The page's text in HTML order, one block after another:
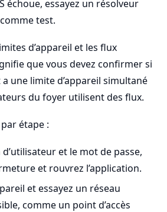
échoue, essayez un résolveur
test.
d’appareil et les flux
que vous devez confirmer si
une limite d’appareil simultané
du foyer utilisent des flux.
étape :
et le mot de passe,
et rouvrez l’application.
et essayez un réseau
comme un point d’accès